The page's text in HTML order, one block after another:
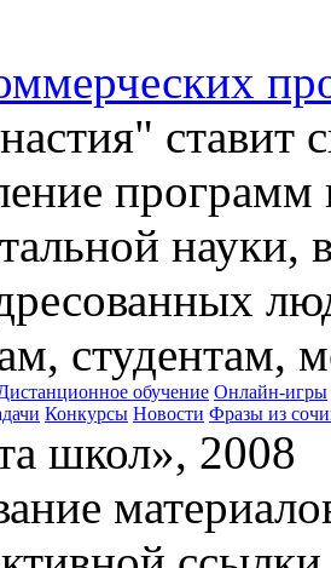
ставит
науки,
студентам,
обучение Онлайн-игры
Конкурсы Новости Фразы из
школ», 2008